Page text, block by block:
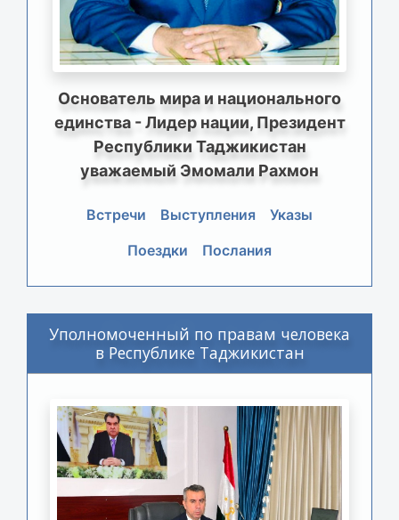
Основатель мира и национального
единства - Лидер нации, Президент
Республики Таджикистан
уважаемый Эмомали Рахмон
Встречи Выступления
Указы
Поездки
Послания
Уполномоченный по правам человека
в Республике Таджикистан